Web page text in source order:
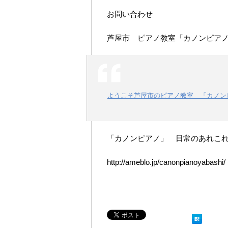
お問い合わせ
芦屋市 ピアノ教室「カノンピアノ
ようこそ芦屋市のピアノ教室 「カノン
「カノンピアノ」 日常のあれこ
http://ameblo.jp/canonpianoyabashi/